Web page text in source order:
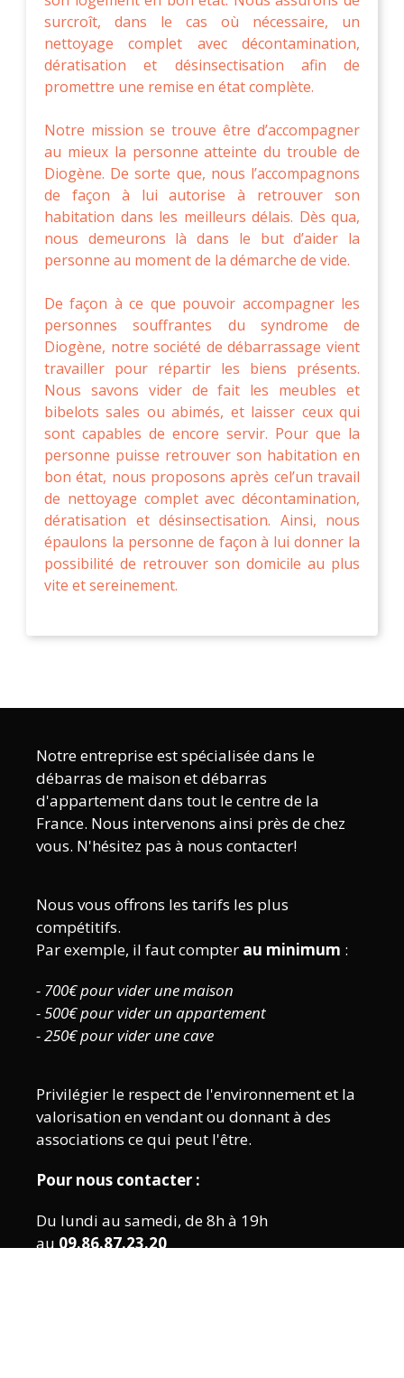
surcroît, dans le cas où nécessaire, un
nettoyage complet avec décontamination,
dératisation et désinsectisation afin de
promettre une remise en état complète.
Notre mission se trouve être d’accompagner
au mieux la personne atteinte du trouble de
Diogène. De sorte que, nous l’accompagnons
de façon à lui autorise à retrouver son
habitation dans les meilleurs délais. Dès qua,
nous demeurons là dans le but d’aider la
personne au moment de la démarche de vide.
De façon à ce que pouvoir accompagner les
personnes souffrantes du syndrome de
Diogène, notre société de débarrassage vient
travailler pour répartir les biens présents.
Nous savons vider de fait les meubles et
bibelots sales ou abimés, et laisser ceux qui
sont capables de encore servir. Pour que la
personne puisse retrouver son habitation en
bon état, nous proposons après cel’un travail
de nettoyage complet avec décontamination,
dératisation et désinsectisation. Ainsi, nous
épaulons la personne de façon à lui donner la
possibilité de retrouver son domicile au plus
vite et sereinement.
Notre entreprise est spécialisée dans le
débarras de maison et débarras
d'appartement dans tout le centre de la
France. Nous intervenons ainsi près de chez
vous. N'hésitez pas à nous contacter!
Nous vous offrons les tarifs les plus
compétitifs.
Par exemple, il faut compter au minimum :
- 700€ pour vider une maison
- 500€ pour vider un appartement
- 250€ pour vider une cave
Privilégier le respect de l'environnement et la
valorisation en vendant ou donnant à des
associations ce qui peut l'être.
Pour nous contacter :
Du lundi au samedi, de 8h à 19h
au09.86.87.23.20